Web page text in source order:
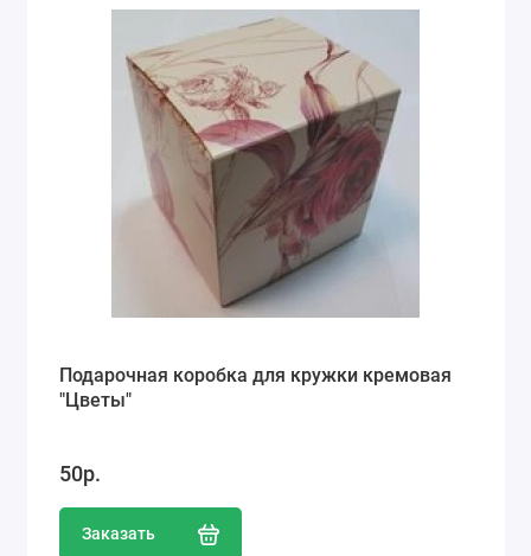
Подарочная коробка для кружки кремовая
"Цветы"
50р.
Заказать